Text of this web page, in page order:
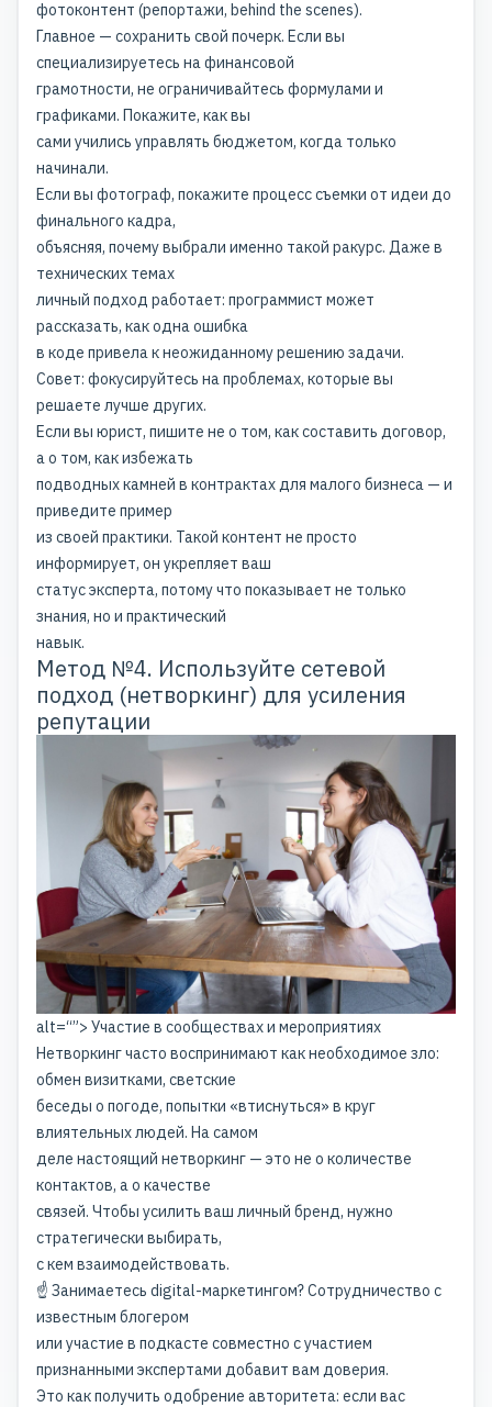
фотоконтент (репортажи, behind the scenes).
Главное — сохранить свой почерк. Если вы
специализируетесь на финансовой
грамотности, не ограничивайтесь формулами и
графиками. Покажите, как вы
сами учились управлять бюджетом, когда только
начинали.
Если вы фотограф, покажите процесс съемки от идеи до
финального кадра,
объясняя, почему выбрали именно такой ракурс. Даже в
технических темах
личный подход работает: программист может
рассказать, как одна ошибка
в коде привела к неожиданному решению задачи.
Совет: фокусируйтесь на проблемах, которые вы
решаете лучше других.
Если вы юрист, пишите не о том, как составить договор,
а о том, как избежать
подводных камней в контрактах для малого бизнеса — и
приведите пример
из своей практики. Такой контент не просто
информирует, он укрепляет ваш
статус эксперта, потому что показывает не только
знания, но и практический
навык.
Метод №4. Используйте сетевой
подход (нетворкинг) для усиления
репутации
alt=“”> Участие в сообществах и мероприятиях
Нетворкинг часто воспринимают как необходимое зло:
обмен визитками, светские
беседы о погоде, попытки «втиснуться» в круг
влиятельных людей. На самом
деле настоящий нетворкинг — это не о количестве
контактов, а о качестве
связей. Чтобы усилить ваш личный бренд, нужно
стратегически выбирать,
с кем взаимодействовать.
☝️ Занимаетесь digital-маркетингом? Сотрудничество с
известным блогером
или участие в подкасте совместно с участием
признанными экспертами добавит вам доверия.
Это как получить одобрение авторитета: если вас